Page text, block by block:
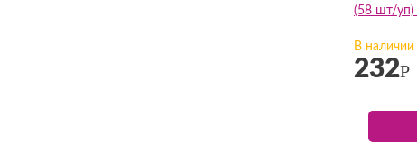
(58 шт/
В наличии
232Р